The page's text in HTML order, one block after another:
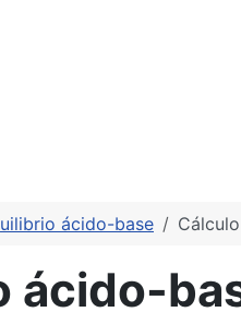
ácido-base
ácido-